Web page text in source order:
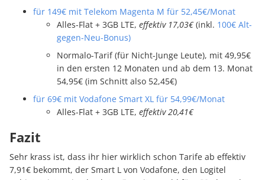
für 149€ mit Telekom Magenta M für 52,45€/Monat
Alles-Flat + 3GB LTE, effektiv 17,03€(inkl. 100€ Alt-
gegen-Neu-Bonus)
Normalo-Tarif (für Nicht-Junge Leute), mit 49,95€
in den ersten 12 Monaten und ab dem 13. Monat
54,95€ (im Schnitt also 52,45€)
für 69€ mit Vodafone Smart XL für 54,99€/Monat
Alles-Flat + 3GB LTE, effektiv 20,41€
Fazit
Sehr krass ist, dass ihr hier wirklich schon Tarife ab effektiv
7,91€ bekommt, der Smart L von Vodafone, den Logitel